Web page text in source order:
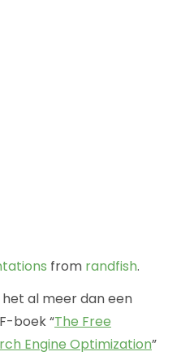
from randfish.
het al meer dan een
boek “The Free
Engine Optimization”